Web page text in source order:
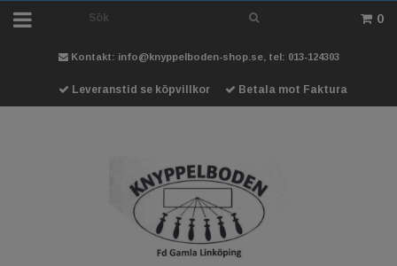
0
Kontakt: info@knyppelboden-shop.se, tel: 013-124303
Leveranstid se köpvillkor Betala mot Faktura